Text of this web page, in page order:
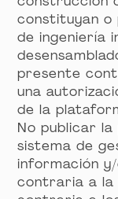
constituyan o
de ingeniería
presente
una
de la
No publicar
sistema de
información
contraria a la